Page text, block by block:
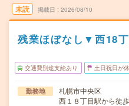
未読 掲載日 2026/08/10
残業ほぼなし▼西18
交通費別途支給あり 土日祝日が
勤務地
札幌市中央区
西１８丁目駅から徒